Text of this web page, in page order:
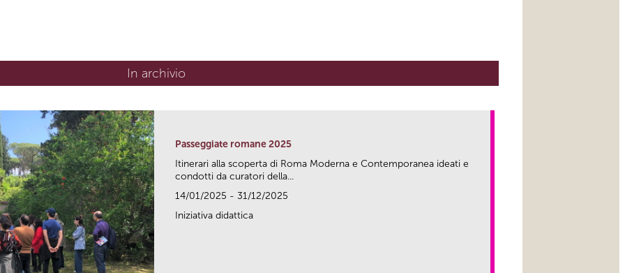
In archivio
Passeggiate romane 2025
Itinerari alla scoperta di Roma Moderna e Contemporanea ideati e
condotti da curatori della...
14/01/2025 - 31/12/2025
Iniziativa didattica